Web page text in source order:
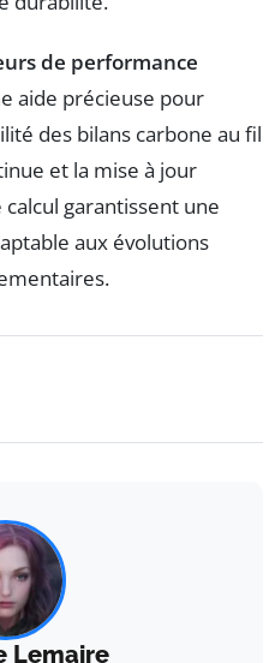
de performance
aide précieuse pour
des bilans carbone au fil
et la mise à jour
garantissent une
aux évolutions
Lemaire